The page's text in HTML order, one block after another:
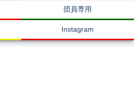
団員専用
Instagram